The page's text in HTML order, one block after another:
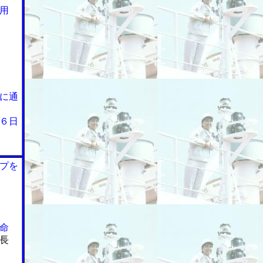
通
日
を